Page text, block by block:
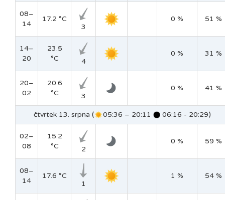
08–
14
17.2 °C
3
0 % 51 %
14–
20
23.5
°C
4
0 % 31 %
20–
02
20.6
°C
3
0 % 41 %
čtvrtek 13. srpna ( 05:36 – 20:11 06:16 - 20:29)
02–
08
15.2
°C
2
0 % 59 %
08–
14
17.6 °C
1
1 % 54 %